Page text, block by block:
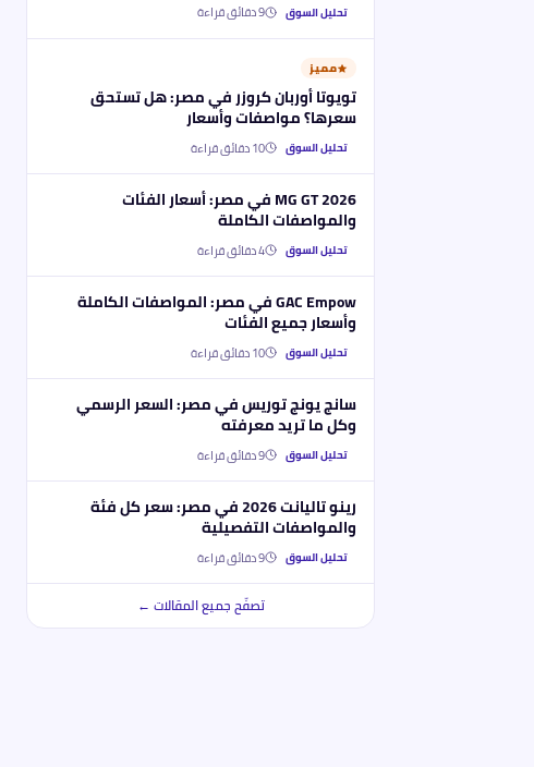
تحليل السوق 9دقائق قراءة
مميز
تويوتا أوربان كروزر في مصر: هل تستحق
سعرها؟ مواصفات وأسعار
تحليل السوق 10دقائق قراءة
MG GT 2026 في مصر: أسعار الفئات
والمواصفات الكاملة
تحليل السوق 4دقائق قراءة
GAC Empow في مصر: المواصفات الكاملة
وأسعار جميع الفئات
تحليل السوق 10دقائق قراءة
سانج يونج توريس في مصر: السعر الرسمي
وكل ما تريد معرفته
تحليل السوق 9دقائق قراءة
رينو تاليانت 2026 في مصر: سعر كل فئة
والمواصفات التفصيلية
تحليل السوق 9دقائق قراءة
تصفّح جميع المقالات ←